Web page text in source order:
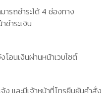
ารถชำระได้ 4 ช่องทาง
ชำระเงิน
โอนเงินผ่านหน้าเวบไซต์